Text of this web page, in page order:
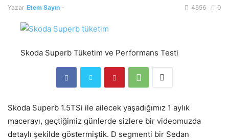
Yazar Etem Sayın - 0
4556
Skoda Superb Tüketim ve Performans Testi
Skoda Superb 1.5TSi ile ailecek yaşadığımız 1 aylık
macerayı, geçtiğimiz günlerde sizlere bir videomuzda
detaylı şekilde göstermiştik. D segmenti bir Sedan